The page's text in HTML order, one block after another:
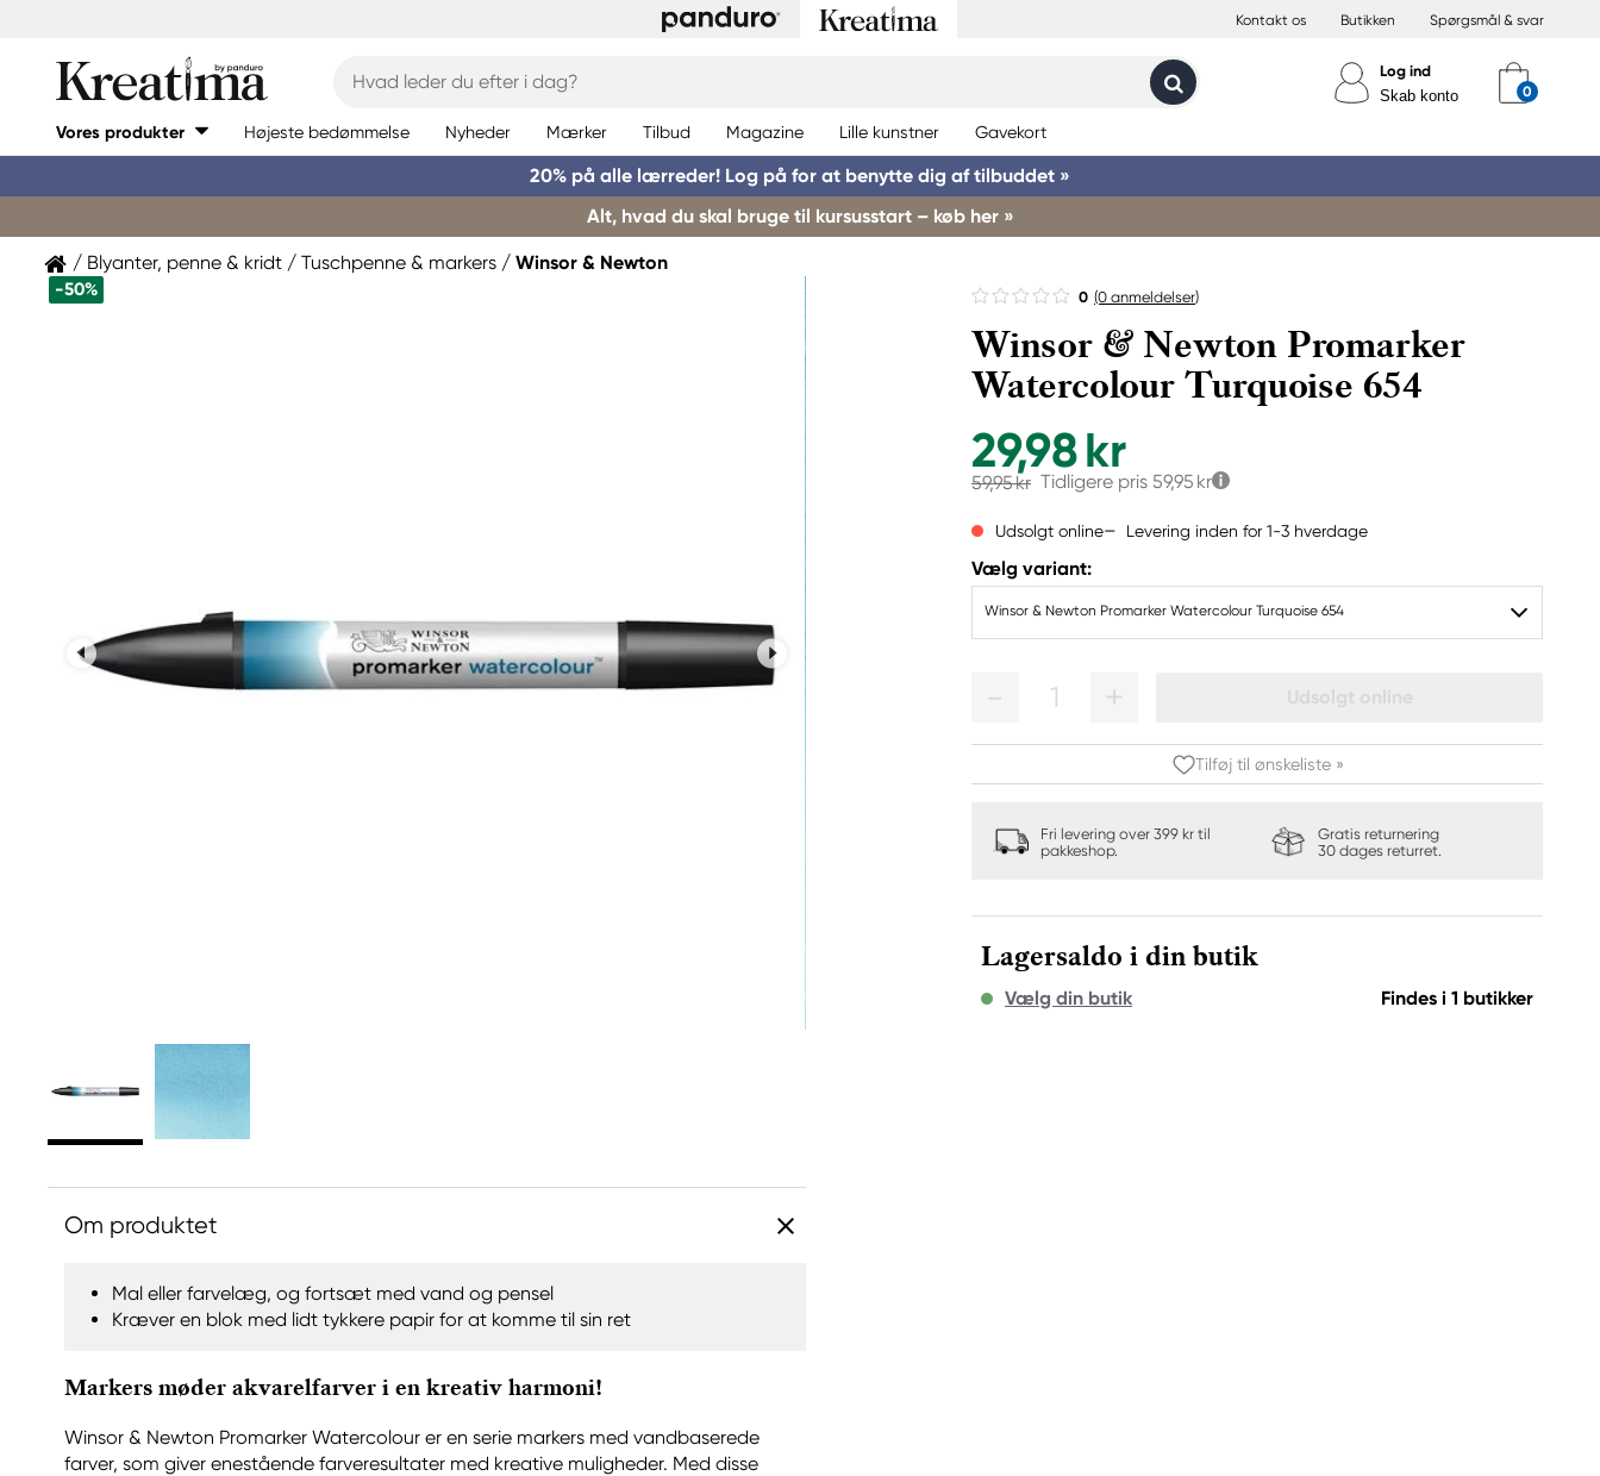
Kontakt os Butikken Spørgsmål & svar
Log ind
Skab konto
Vores produkter Højeste bedømmelse Nyheder Mærker Tilbud Magazine Lille kunstner Gavekort
20% på alle lærreder! Log på for at benytte dig af tilbuddet »
Alt, hvad du skal bruge til kursusstart – køb her »
Blyanter, penne & kridt Tuschpenne & markers Winsor & Newton
-50% 0 (0 anmeldelser)
Winsor & Newton Promarker
Watercolour Turquoise 654
29,98 kr
59,95 kr Tidligere pris 59,95 kr
Udsolgt online Levering inden for 1-3 hverdage
Vælg variant:
Winsor & Newton Promarker Watercolour Turquoise 654
1 Udsolgt online
Tilføj til ønskeliste »
Fri levering over 399 kr til
pakkeshop.
Gratis returnering
30 dages returret.
Lagersaldo i din butik
Vælg din butik Findes i 1 butikker
Om produktet
Mal eller farvelæg, og fortsæt med vand og pensel
Kræver en blok med lidt tykkere papir for at komme til sin ret
Markers møder akvarelfarver i en kreativ harmoni!
Winsor & Newton Promarker Watercolour er en serie markers med vandbaserede
farver, som giver enestående farveresultater med kreative muligheder. Med disse